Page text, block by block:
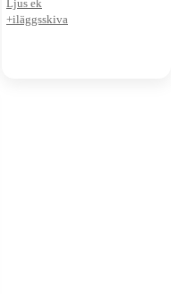
Ljus ek
+iläggsskiva